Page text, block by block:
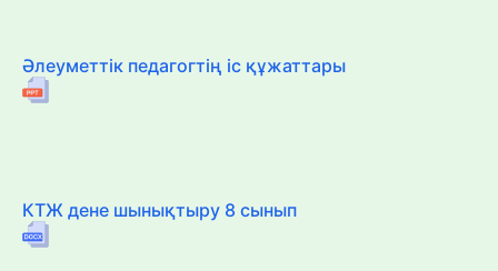
Әлеуметтік педагогтің іс құжаттары
КТЖ дене шынықтыру 8 сынып